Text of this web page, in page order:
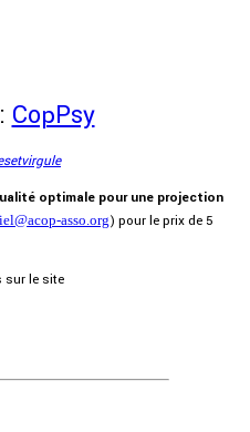
CopPsy
optimale pour une projection
asso.org) pour le prix de 5
sur le site